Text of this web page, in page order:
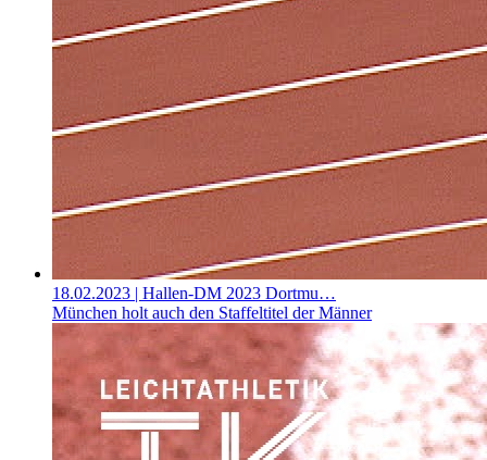
18.02.2023 | Hallen-DM 2023 Dortmu…
München holt auch den Staffeltitel der Männer